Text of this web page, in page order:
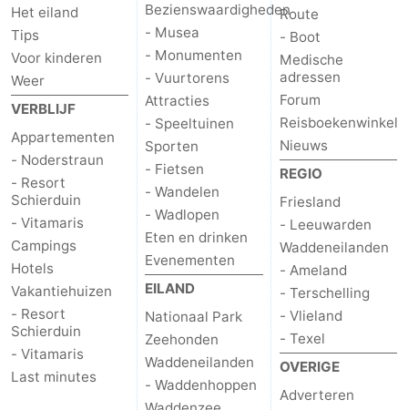
Het eiland
Tips
Voor kinderen
Weer
VERBLIJF
Appartementen
- Noderstraun
- Resort
Schierduin
- Vitamaris
Campings
Hotels
Vakantiehuizen
- Resort
Schierduin
- Vitamaris
Last minutes
Bezienswaardigheden
- Musea
- Monumenten
- Vuurtorens
Attracties
- Speeltuinen
Sporten
- Fietsen
- Wandelen
- Wadlopen
Eten en drinken
Evenementen
EILAND
Nationaal Park
Zeehonden
Waddeneilanden
- Waddenhoppen
Route
- Boot
Medische
adressen
Forum
Reisboekenwinkel
Nieuws
REGIO
Friesland
- Leeuwarden
Waddeneilanden
- Ameland
- Terschelling
- Vlieland
- Texel
OVERIGE
Adverteren